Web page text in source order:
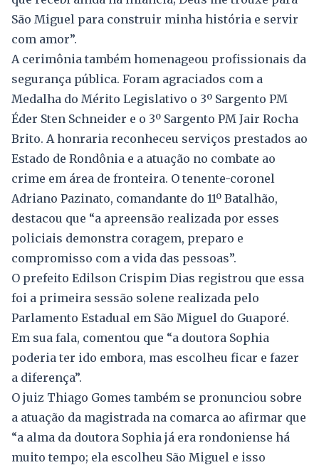
São Miguel para construir minha história e servir
com amor”.
A cerimônia também homenageou profissionais da
segurança pública. Foram agraciados com a
Medalha do Mérito Legislativo o 3º Sargento PM
Éder Sten Schneider e o 3º Sargento PM Jair Rocha
Brito. A honraria reconheceu serviços prestados ao
Estado de Rondônia e a atuação no combate ao
crime em área de fronteira. O tenente-coronel
Adriano Pazinato, comandante do 11º Batalhão,
destacou que “a apreensão realizada por esses
policiais demonstra coragem, preparo e
compromisso com a vida das pessoas”.
O prefeito Edilson Crispim Dias registrou que essa
foi a primeira sessão solene realizada pelo
Parlamento Estadual em São Miguel do Guaporé.
Em sua fala, comentou que “a doutora Sophia
poderia ter ido embora, mas escolheu ficar e fazer
a diferença”.
O juiz Thiago Gomes também se pronunciou sobre
a atuação da magistrada na comarca ao afirmar que
“a alma da doutora Sophia já era rondoniense há
muito tempo; ela escolheu São Miguel e isso